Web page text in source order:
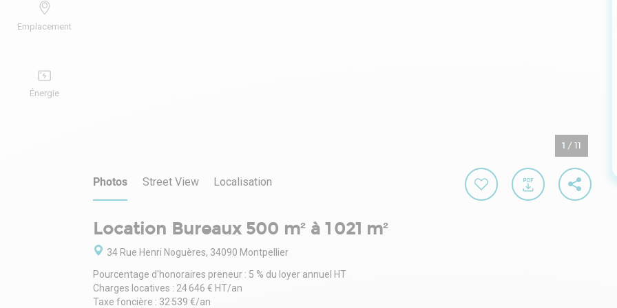
Emplacement
Énergie
1 / 11
Photos Street View Localisation
Location Bureaux 500 m² à 1 021 m²
34 Rue Henri Noguères, 34090 Montpellier
Pourcentage d'honoraires preneur : 5 % du loyer annuel HT
Charges locatives : 24 646 € HT/an
Taxe foncière : 32 539 €/an